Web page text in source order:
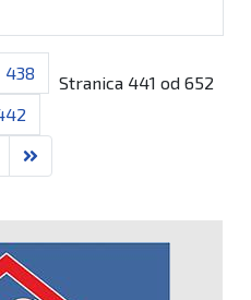
Stranica 441 od 652
438